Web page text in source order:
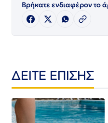
Βρήκατε ενδιαφέρον το
ΔΕΙΤΕ ΕΠΙΣΗΣ